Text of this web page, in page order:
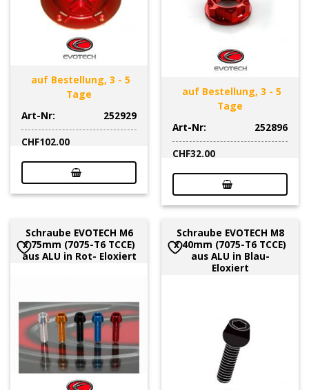
auf Bestellung, 3 - 5
Tage
Art-Nr:
252929
CHF102.00
auf Bestellung, 3 - 5
Tage
Art-Nr:
252896
CHF32.00
Schraube EVOTECH M6
x 75mm (7075-T6 TCCE)
aus ALU in Rot- Eloxiert
Schraube EVOTECH M8
x 40mm (7075-T6 TCCE)
aus ALU in Blau-
Eloxiert